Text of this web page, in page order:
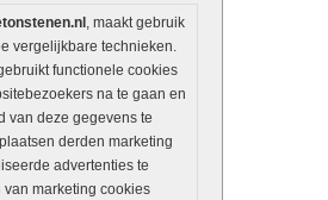
, maakt gebruik
vergelijkbare technieken.
functionele cookies
na te gaan en
van deze gegevens te
derden marketing
advertenties te
marketing cookies